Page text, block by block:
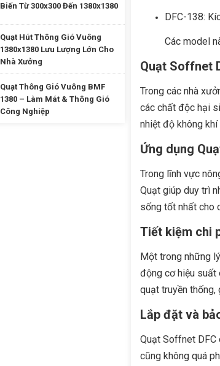
Biến Từ 300x300 Đến 1380x1380
Quạt Hút Thông Gió Vuông
1380x1380 Lưu Lượng Lớn Cho
Nhà Xưởng
Quạt Thông Gió Vuông BMF
1380 – Làm Mát & Thông Gió
Công Nghiệp
DFC-138:
Các model
Quạt Soffnet
Trong các nhà
các chất độc hại
nhiệt độ không
Ứng dụng
Trong lĩnh vực
Quạt giúp duy trì
sống tốt nhất cho
Tiết kiệm chi
Một trong những
động cơ hiệu suất
quạt truyền thống,
Lắp đặt và
Quạt Soffnet DFC
cũng không quá